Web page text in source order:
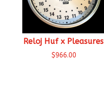
Reloj Huf x Pleasures
$966.00